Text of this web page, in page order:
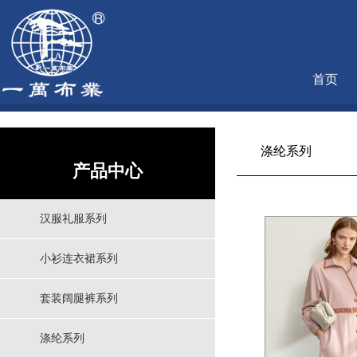
首页
产品中心
汉服礼服系列
小衫连衣裙系列
套装阔腿裤系列
涤纶系列
涤纶系列